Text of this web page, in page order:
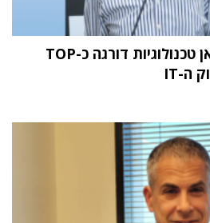
מחקר STKI השנתי: וואן טכנולוגיות דורגה כ-TOP